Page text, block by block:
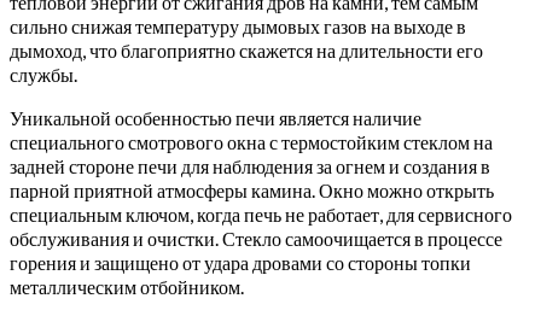
сильно снижая температуру дымовых газов на выходе в
дымоход, что благоприятно скажется на длительности его
службы.
Уникальной особенностью печи является наличие
специального смотрового окна с термостойким стеклом на
задней стороне печи для наблюдения за огнем и создания в
парной приятной атмосферы камина. Окно можно открыть
специальным ключом, когда печь не работает, для сервисного
обслуживания и очистки. Стекло самоочищается в процессе
горения и защищено от удара дровами со стороны топки
металлическим отбойником.